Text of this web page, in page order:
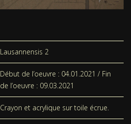
Lausannensis 2
Début de l’oeuvre : 04.01.2021 / Fin
de l’oeuvre : 09.03.2021
Crayon et acrylique sur toile écrue.